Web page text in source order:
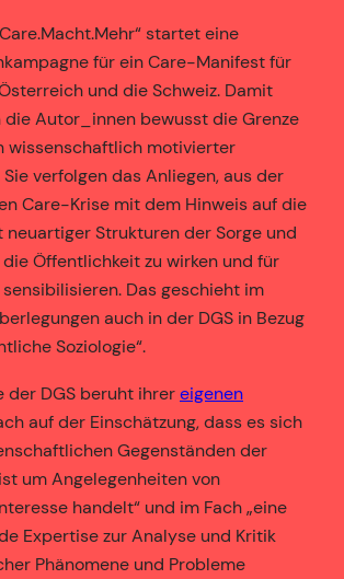
startet eine
für ein Care-Manifest für
und die Schweiz. Damit
Autor_innen bewusst die Grenze
wissenschaftlich motivierter
verfolgen das Anliegen, aus der
Care-Krise mit dem Hinweis auf die
neuartiger Strukturen der Sorge und
Öffentlichkeit zu wirken und für
Das geschieht im
auch in der DGS in Bezug
Soziologie“.
der DGS beruht ihrereigenen
auf der Einschätzung, dass es sich
Gegenständen der
um Angelegenheiten von
handelt“ und im Fach „eine
Expertise zur Analyse und Kritik
Phänomene und Probleme